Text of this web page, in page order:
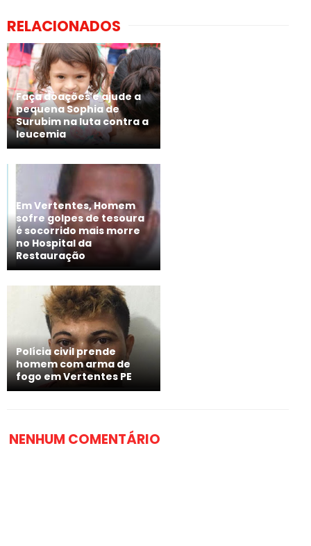
RELACIONADOS
Faça doações e ajude a
pequena Sophia de
Surubim na luta contra a
leucemia
Em Vertentes, Homem
sofre golpes de tesoura
é socorrido mais morre
no Hospital da
Restauração
Polícia civil prende
homem com arma de
fogo em Vertentes PE
NENHUM COMENTÁRIO